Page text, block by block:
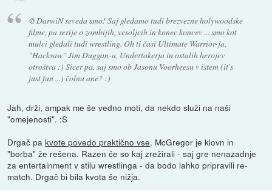
@DarwiN seveda smo! Saj gledamo tudi brezvezne holywoodske
filme, pa serije o zombijih, vesoljcih in konec koncev ... smo kot
mulci gledali tudi wrestling. Oh ti časi Ultimate Warrior-ja,
"Hacksaw" Jim Duggan-a, Undertakerja in ostalih herojev
otroštva :) Sicer pa, saj smo ob Jasonu Voorheesu v istem (it's
just fun ...) čolnu ane? :)
Jah, drži, ampak me še vedno moti, da nekdo služi na naši
"omejenosti". :S
Drgač pakvote povedo praktično vse. McGregor je klovn in
"borba" že rešena. Razen če so kaj zrežirali - saj gre nenazadnje
za entertainment v stilu wrestlinga - da bodo lahko pripravili re-
match. Drgač bi bila kvota še nižja.